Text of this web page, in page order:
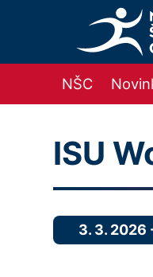
NŠC
ISU
3. 3. 2026